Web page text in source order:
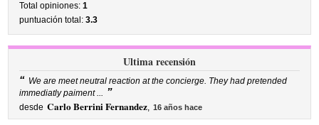
Total opiniones:1
puntuación total:3.3
Ultima recensión
“ We are meet neutral reaction at the concierge. They had pretended
immediatly paiment ... ”
desde Carlo Berrini Fernandez, 16 años hace